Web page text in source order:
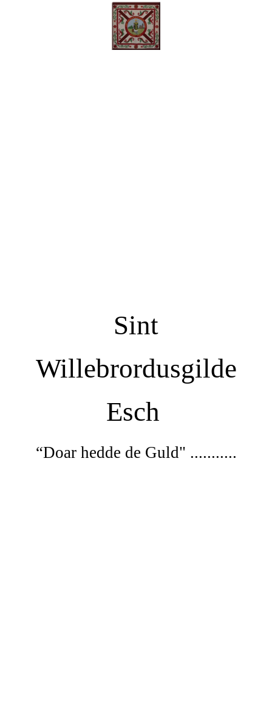
Sint
Willebrordusgilde
Esch
“Doar hedde de Guld" ...........